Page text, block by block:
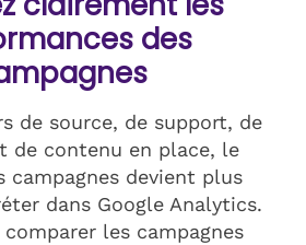
des
de source, de support, de
de contenu en place, le
campagnes devient plus
dans Google Analytics.
les campagnes